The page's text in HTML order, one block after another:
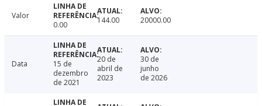
Valor
0.00
144.00 20000.00
Data
15 de
dezembro
de 2021
20 de
abril de
2023
30 de
junho
de 2026